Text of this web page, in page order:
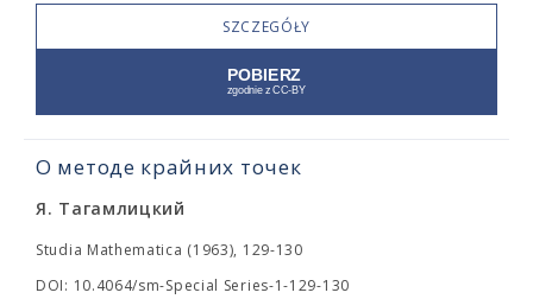
SZCZEGÓŁY
О методе крайних точек
Я. Тагамлицкий
Studia Mathematica (1963), 129-130
DOI: 10.4064/sm-Special Series-1-129-130